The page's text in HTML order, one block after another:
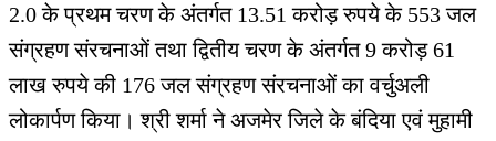
2.0 के प्रथम चरण के अंतर्गत 13.51 करोड़ रुपये के 553 जल
संग्रहण संरचनाओं तथा द्वितीय चरण के अंतर्गत 9 करोड़ 61
लाख रुपये की 176 जल संग्रहण संरचनाओं का वर्चुअली
लोकार्पण किया। श्री शर्मा ने अजमेर जिले के बंदिया एवं मुहामी